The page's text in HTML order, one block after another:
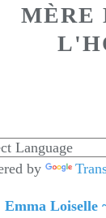
MÈRE
by